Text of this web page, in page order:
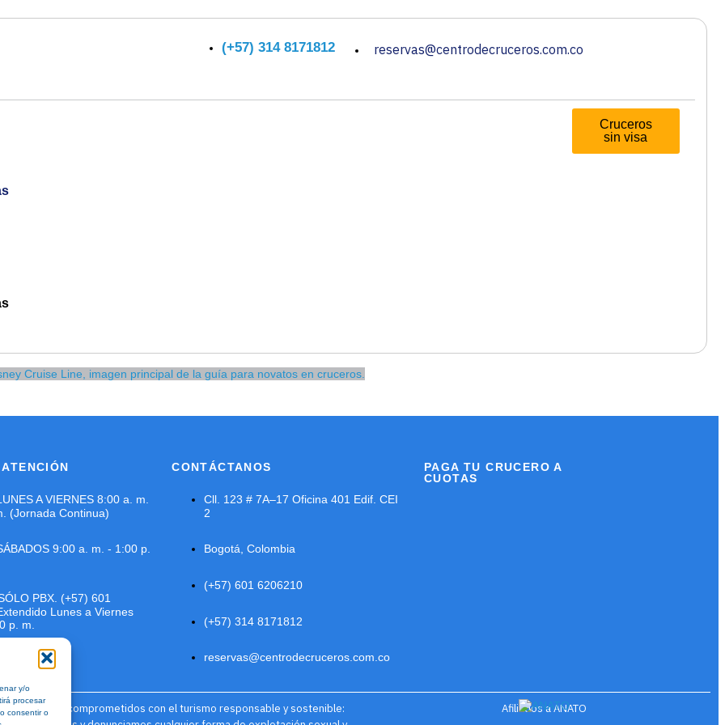
y/o
procesar
consentir o
(+57) 314 8171812 reservas@centrodecruceros.com.co
Cruceros
sin visa
para primer crucero
A VIERNES 8:00 a. m.
(Jornada Continua)
9:00 a. m. - 1:00 p.
PBX. (+57) 601
Lunes a Viernes
p. m.
CONTÁCTANOS
Cll. 123 # 7A–17 Oficina 401 Edif. CEI
2
Bogotá, Colombia
(+57) 601 6206210
(+57) 314 8171812
reservas@centrodecruceros.com.co
PAGA TU CRUCERO A
CUOTAS
"Estamos comprometidos con el turismo responsable y sostenible:
Afiliados a ANATO